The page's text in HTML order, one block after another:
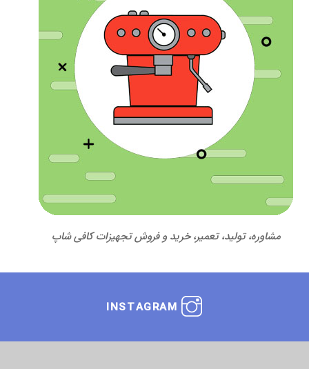
مشاوره، تولید، تعمیر، خرید و فروش تجهیزات کافی شاپ
INSTAGRAM